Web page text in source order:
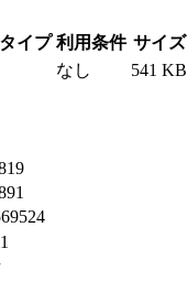
イプ 利用条件 サイズ
なし 541 KB